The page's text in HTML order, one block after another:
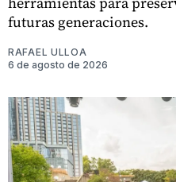
futuras generaciones.
RAFAEL ULLOA
6 de agosto de 2026